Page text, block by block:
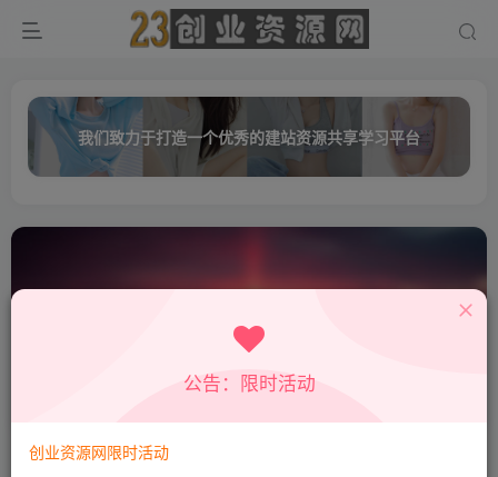
我们致力于打造一个优秀的建站资源共享学习平台
共0篇
公告：限时活动
创业资源网限时活动